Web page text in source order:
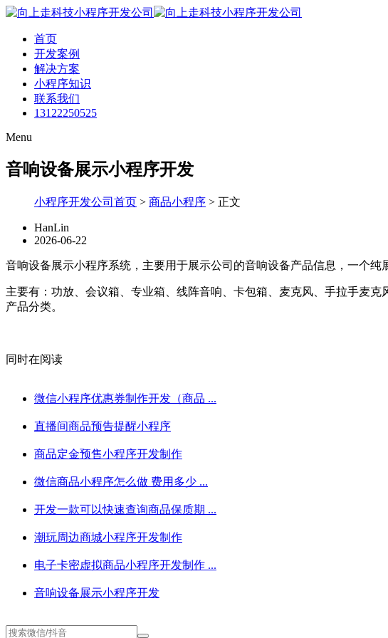
首页
开发案例
解决方案
小程序知识
联系我们
13122250525
Menu
音响设备展示小程序开发
小程序开发公司首页 > 商品小程序 > 正文
HanLin
2026-06-22
音响设备展示小程序系统，主要用于展示公司的音响设备产品信息，一个
主要有：功放、会议箱、专业箱、线阵音响、卡包箱、麦克风、手拉手麦
产品分类。
同时在阅读
微信小程序优惠券制作开发（商品 ...
直播间商品预告提醒小程序
商品定金预售小程序开发制作
微信商品小程序怎么做 费用多少 ...
开发一款可以快速查询商品保质期 ...
潮玩周边商城小程序开发制作
电子卡密虚拟商品小程序开发制作 ...
音响设备展示小程序开发